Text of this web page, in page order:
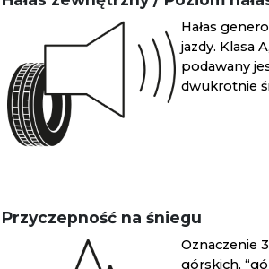
Hałas
jazdy. Klasa
podawany
dwukrotnie
Przyczepność na śniegu
Oznaczenie
górskich,